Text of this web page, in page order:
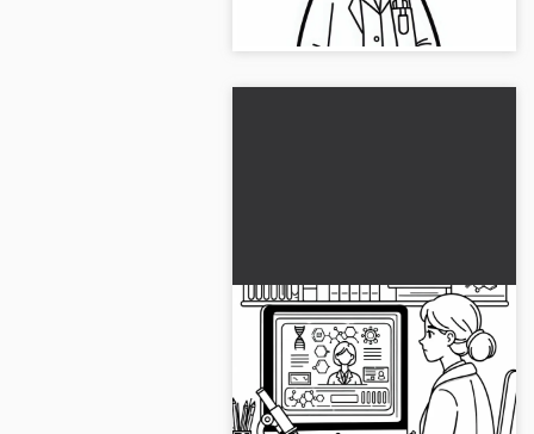
gratuitamente e colora online...
Scienziata che analizza
dati al computer -
Disegno da colorare
gratuito
Scopri il disegno da colorare di
una scienziata al computer.